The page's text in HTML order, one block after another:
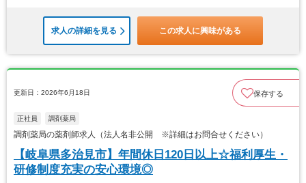
求人の詳細を見る この求人に興味がある
更新日：2026年6月18日 保存する
正社員 調剤薬局
調剤薬局の薬剤師求人（法人名非公開 ※詳細はお問合せください）
【岐阜県多治見市】年間休日120日以上☆福利厚生・
研修制度充実の安心環境◎